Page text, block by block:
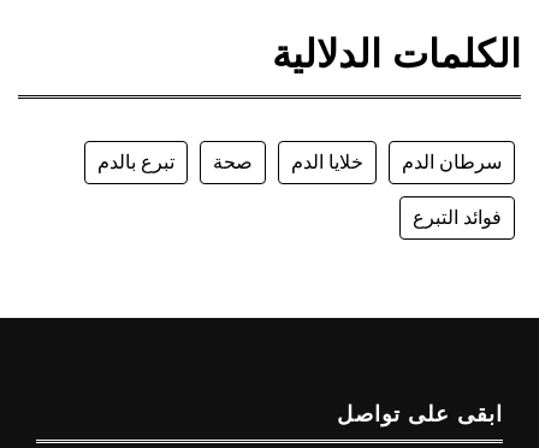
الكلمات الدلالية
سرطان الدم خلايا الدم صحة تبرع بالدم
فوائد التبرع
ابقى على تواصل